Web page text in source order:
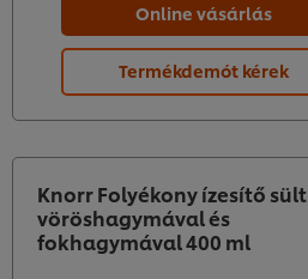
Online vásárlás
Termékdemót kérek
Knorr Folyékony ízesítő sült
vöröshagymával és
fokhagymával 400 ml